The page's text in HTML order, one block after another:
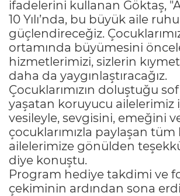
ifadelerini kullanan Göktaş,
10 Yılı’nda, bu büyük aile
güçlendireceğiz.
ortamında büyümesini
hizmetlerimizi, sizlerin
daha da yaygınlaştıracağız.
Çocuklarımızın doluştuğu
yaşatan koruyucu ailelerimiz
vesileyle, sevgisini, emeğini
çocuklarımızla paylaşan
ailelerimize gönülden
diye konuştu.
Program hediye takdimi ve
çekiminin ardından sona